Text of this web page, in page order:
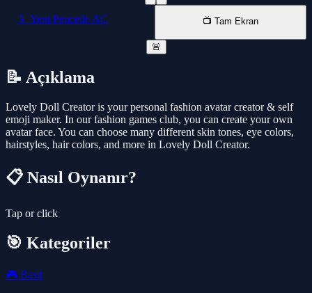
📱 Yeni Pencede AÇ 📺 Tam Ekran
🚨
📝 Açıklama
Lovely Doll Creator is your personal fashion avatar creator & self
emoji maker. In our fashion games club, you can create your own
avatar face. You can choose many different skin tones, eye colors,
hairstyles, hair colors, and more in Lovely Doll Creator.
📋 Nasıl Oynanır?
Tap or click
🎯 Kategoriler
🎮 Basit